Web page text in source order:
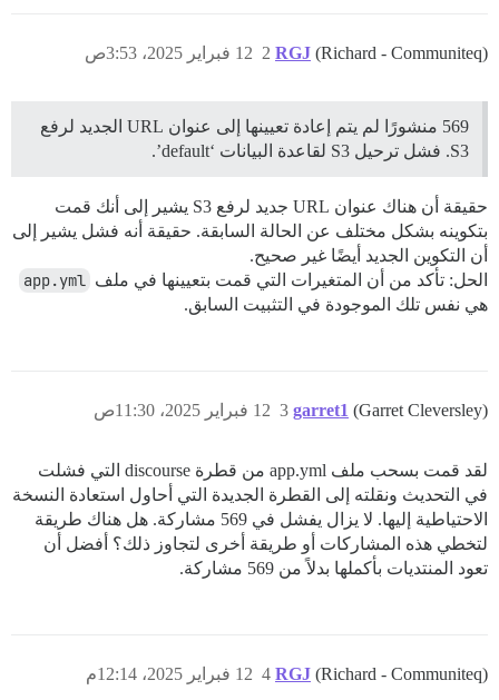
RGJ (Richard - Communiteq) 12 فبراير 2025، 3:53ص 2
569 منشورًا لم يتم إعادة تعيينها إلى عنوان URL الجديد لرفع
S3. فشل ترحيل S3 لقاعدة البيانات ‘default’.
حقيقة أن هناك عنوان URL جديد لرفع S3 يشير إلى أنك قمت
بتكوينه بشكل مختلف عن الحالة السابقة. حقيقة أنه فشل يشير إلى
أن التكوين الجديد أيضًا غير صحيح.
الحل: تأكد من أن المتغيرات التي قمت بتعيينها في ملف app.yml
هي نفس تلك الموجودة في التثبيت السابق.
garret1 (Garret Cleversley) 12 فبراير 2025، 11:30ص 3
لقد قمت بسحب ملف app.yml من قطرة discourse التي فشلت
في التحديث ونقلته إلى القطرة الجديدة التي أحاول استعادة النسخة
الاحتياطية إليها. لا يزال يفشل في 569 مشاركة. هل هناك طريقة
لتخطي هذه المشاركات أو طريقة أخرى لتجاوز ذلك؟ أفضل أن
تعود المنتديات بأكملها بدلاً من 569 مشاركة.
RGJ (Richard - Communiteq) 12 فبراير 2025، 12:14م 4